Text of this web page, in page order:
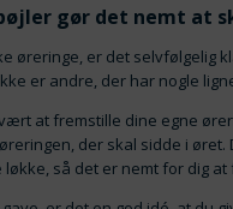
gør det nemt at
øreringe, er det selvfølgelig
er andre, der har nogle
at fremstille dine egne
der skal sidde i
så det er nemt for dig